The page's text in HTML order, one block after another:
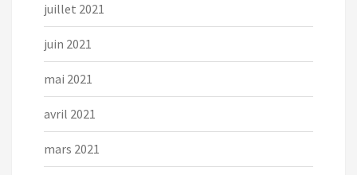
juillet 2021
juin 2021
mai 2021
avril 2021
mars 2021